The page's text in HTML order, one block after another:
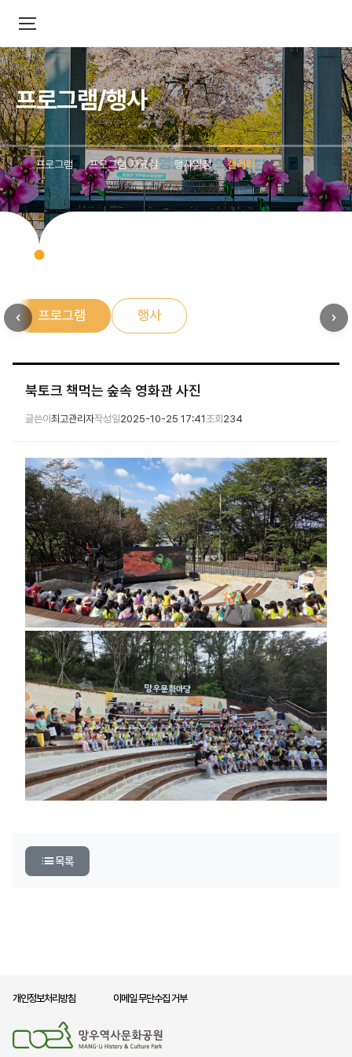
프로그램 프로그램 자료실 행사일정 갤러리
프로그램/행사
프로그램 행사
북토크 책먹는 숲속 영화관 사진
글쓴이 최고관리자작성일2025-10-25 17:41 조회 234
목록
개인정보처리방침 이메일 무단수집 거부